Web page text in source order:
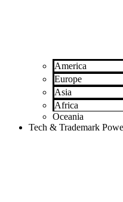
America
Europe
Asia
Africa
Oceania
Tech & Trademark